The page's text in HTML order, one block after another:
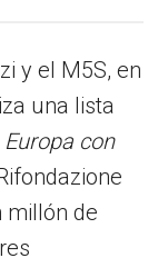
y el M5S, en
una lista
Europa con
millón de